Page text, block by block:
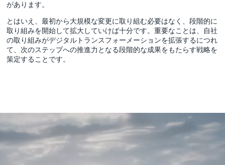
があります。
とはいえ、最初から大規模な変更に取り組む必要はなく、段階的に
取り組みを開始して拡大していけば十分です。重要なことは、自社
の取り組みがデジタルトランスフォーメーションを拡張するにつれ
て、次のステップへの推進力となる段階的な成果をもたらす戦略を
策定することです。